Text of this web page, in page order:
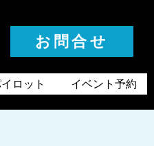
お問合せ
ロット イベント予約